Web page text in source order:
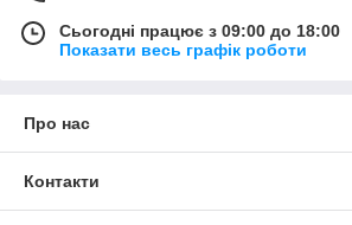
Сьогодні працює з 09:00 до 18:00
Показати весь графік роботи
Про нас
Контакти